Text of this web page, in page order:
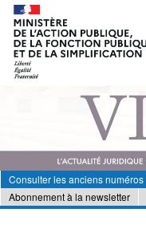
Consulter les anciens numéros
Abonnement à la newsletter